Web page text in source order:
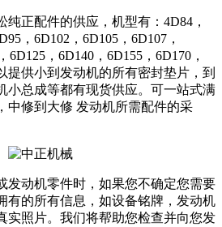
纯正配件的供应，机型有：4D84，
，6D102，6D105，6D107，
6D125，6D140，6D155，6D170，
提供小到发动机的所有密封垫片，到
小总成等都有现货供应。可一站式满
中修到大修 发动机所需配件的采
发动机零件时，如果您不确定您需要
有的所有信息，如设备铭牌，发动机
实照片。我们将帮助您检查并向您发